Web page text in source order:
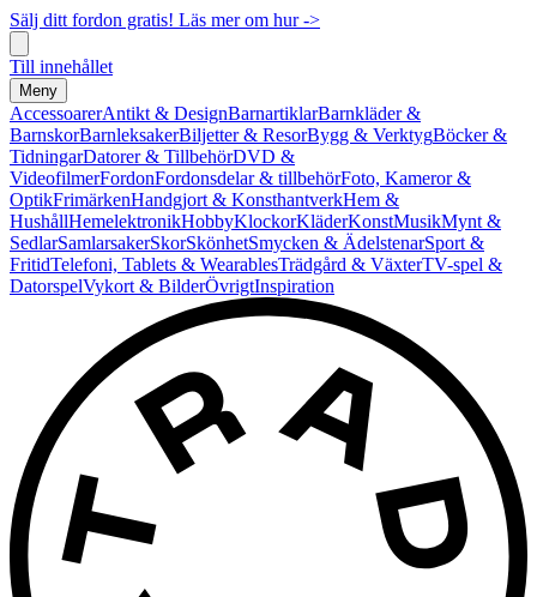
Sälj ditt fordon gratis! Läs mer om hur ->
Till innehållet
Meny
AccessoarerAntikt & DesignBarnartiklarBarnkläder &
BarnskorBarnleksakerBiljetter & ResorBygg & VerktygBöcker &
TidningarDatorer & TillbehörDVD &
VideofilmerFordonFordonsdelar & tillbehörFoto, Kameror &
OptikFrimärkenHandgjort & KonsthantverkHem &
HushållHemelektronikHobbyKlockorKläderKonstMusikMynt &
SedlarSamlarsakerSkorSkönhetSmycken & ÄdelstenarSport &
FritidTelefoni, Tablets & WearablesTrädgård & VäxterTV-spel &
DatorspelVykort & BilderÖvrigtInspiration